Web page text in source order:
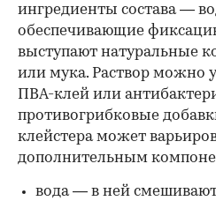
ингредиенты состава —
обеспечивающие
выступают натуральные
или мука. Раствор можно
ПВА-клей или
противогрибковые
клейстера может
дополнительным
вода — в ней